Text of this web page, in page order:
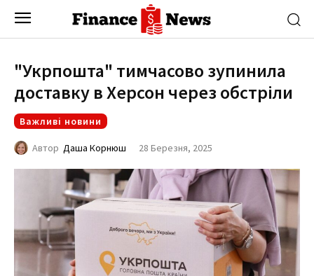
"Укрпошта" тимчасово зупинила
доставку в Херсон через обстріли
Важливі новини
Автор Даша Корнюш 28 Березня, 2025